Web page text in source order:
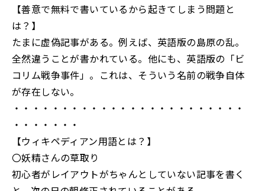
【善意で無料で書いているから起きてしまう問題と
は？】
たまに虚偽記事がある。例えば、英語版の島原の乱。
全然違うことが書かれている。他にも、英語版の「ビ
コリム戦争事件」。これは、そういう名前の戦争自体
が存在しない。
・・・・・・・・・・・・・・・・・・・・・・・・
・・・・・・・
【ウィキペディアン用語とは？】
〇妖精さんの草取り
初心者がレイアウトがちゃんとしていない記事を書く